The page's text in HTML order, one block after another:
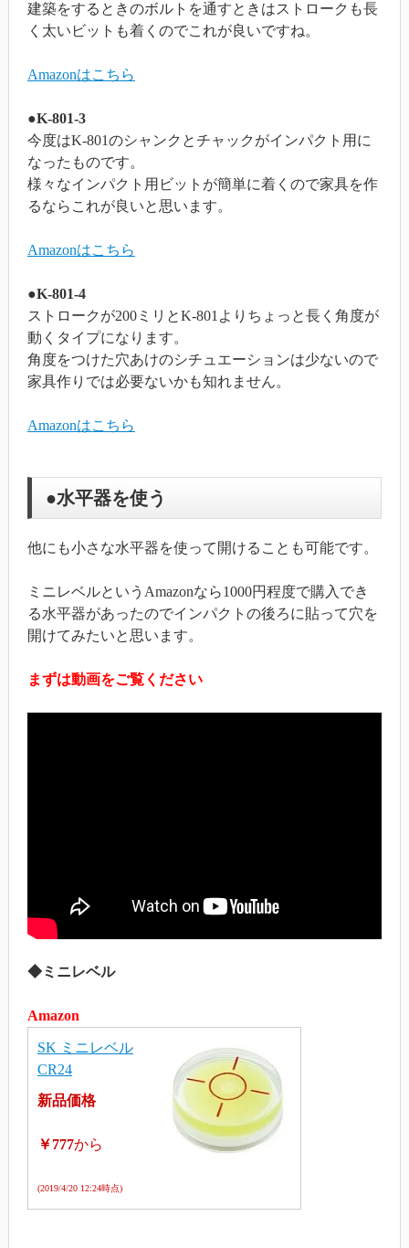
建築をするときのボルトを通すときはストロークも長
く太いビットも着くのでこれが良いですね。
Amazonはこちら
●K-801-3
今度はK-801のシャンクとチャックがインパクト用に
なったものです。
様々なインパクト用ビットが簡単に着くので家具を作
るならこれが良いと思います。
Amazonはこちら
●K-801-4
ストロークが200ミリとK-801よりちょっと長く角度が
動くタイプになります。
角度をつけた穴あけのシチュエーションは少ないので
家具作りでは必要ないかも知れません。
Amazonはこちら
●水平器を使う
他にも小さな水平器を使って開けることも可能です。
ミニレベルというAmazonなら1000円程度で購入でき
る水平器があったのでインパクトの後ろに貼って穴を
開けてみたいと思います。
まずは動画をご覧ください
◆ミニレベル
Amazon
SK ミニレベル
CR24
新品価格
￥777から
(2019/4/20 12:24時点)